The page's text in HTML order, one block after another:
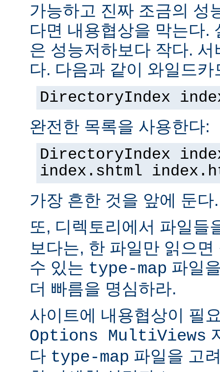
가능하고 진짜 조금의 성
다면 내용협상을 막는다.
은 성능저하보다 작다.
다. 다음과 같이 와일드
DirectoryIndex
완전한 목록을 사용한다:
DirectoryIndex
index.shtml
가장 흔한 것을 앞에 둔다.
또, 디렉토리에서 파일들
보다는, 한 파일만 읽으
수 있는 type-map 파일
더 빠름을 명심하라.
사이트에 내용협상이 필
Options MultiViews
다 type-map 파일을 고